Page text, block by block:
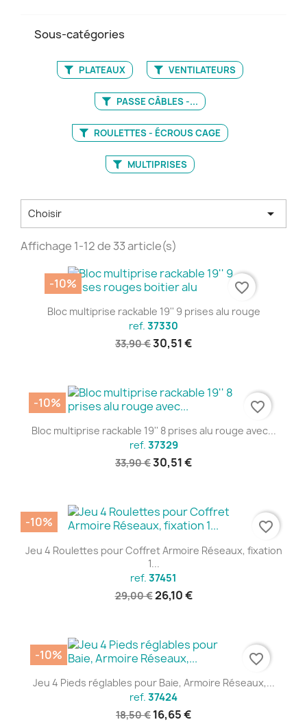
Sous-catégories
PLATEAUX VENTILATEURS
PASSE CÂBLES -...
ROULETTES - ÉCROUS CAGE
MULTIPRISES
Choisir 
Affichage 1-12 de 33 article(s)
Bloc multiprise rackable 19'' 9 prises alu rouge
ref. 37330
33,90 €30,51 €
-10% favorite_border
Bloc multiprise rackable 19'' 8 prises alu rouge avec...
ref. 37329
33,90 €30,51 €
-10% favorite_border
Jeu 4 Roulettes pour Coffret Armoire Réseaux, fixation
1...
ref. 37451
29,00 €26,10 €
-10% favorite_border
Jeu 4 Pieds réglables pour Baie, Armoire Réseaux,...
ref. 37424
18,50 € 16,65 €
-10% favorite_border